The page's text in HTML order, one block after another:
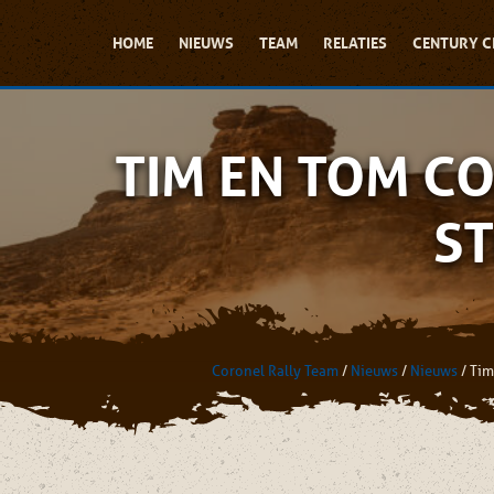
HOME NIEUWS TEAM RELATIES CENTURY
TIM EN TOM
Coronel Rally Team / Nieuws / Nieuws /